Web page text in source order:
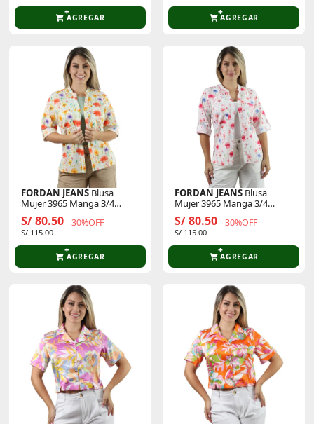
AGREGAR AGREGAR
FORDAN JEANS Blusa
Mujer 3965 Manga 3/4
Cuello Neru
S/ 80.50 30%OFF
S/ 115.00
AGREGAR
FORDAN JEANS Blusa
Mujer 3965 Manga 3/4
Cuello Neru
S/ 80.50 30%OFF
S/ 115.00
AGREGAR